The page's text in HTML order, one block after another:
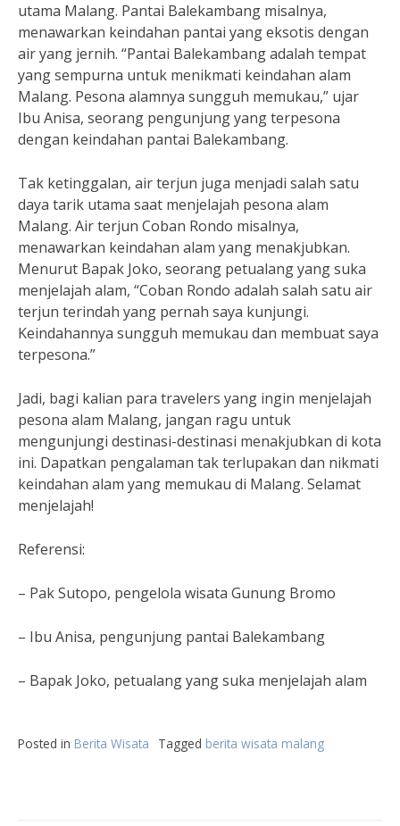
utama Malang. Pantai Balekambang misalnya,
menawarkan keindahan pantai yang eksotis dengan
air yang jernih. “Pantai Balekambang adalah tempat
yang sempurna untuk menikmati keindahan alam
Malang. Pesona alamnya sungguh memukau,” ujar
Ibu Anisa, seorang pengunjung yang terpesona
dengan keindahan pantai Balekambang.
Tak ketinggalan, air terjun juga menjadi salah satu
daya tarik utama saat menjelajah pesona alam
Malang. Air terjun Coban Rondo misalnya,
menawarkan keindahan alam yang menakjubkan.
Menurut Bapak Joko, seorang petualang yang suka
menjelajah alam, “Coban Rondo adalah salah satu air
terjun terindah yang pernah saya kunjungi.
Keindahannya sungguh memukau dan membuat saya
terpesona.”
Jadi, bagi kalian para travelers yang ingin menjelajah
pesona alam Malang, jangan ragu untuk
mengunjungi destinasi-destinasi menakjubkan di kota
ini. Dapatkan pengalaman tak terlupakan dan nikmati
keindahan alam yang memukau di Malang. Selamat
menjelajah!
Referensi:
– Pak Sutopo, pengelola wisata Gunung Bromo
– Ibu Anisa, pengunjung pantai Balekambang
– Bapak Joko, petualang yang suka menjelajah alam
Posted in Berita Wisata Tagged berita wisata malang